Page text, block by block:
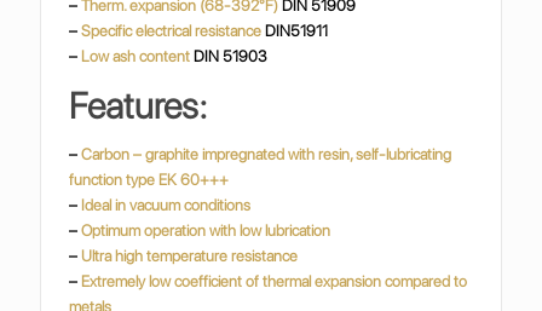
–Therm. expansion (68-392°F)DIN 51909
–Specific electrical resistanceDIN51911
–Low ash contentDIN 51903
Features:
– Carbon – graphite impregnated with resin, self-lubricating
function type EK 60+++
–Ideal in vacuum conditions
–Optimum operation with low lubrication
– Ultra high temperature resistance
– Extremely low coefficient of thermal expansion compared to
metals